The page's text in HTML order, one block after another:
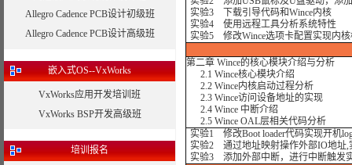
Allegro Cadence PCB设计初级班
Allegro Cadence PCB设计高级班
嵌入式OS--VxWorks
VxWorks应用开发培训班
VxWorks BSP开发高级班
培训报名
实验3 下载引导代码和Wince内核
实验4 使用远程工具分析系统特性
实验5 修改Wince选项卡配置实现内核
第二章 Wince的核心模块介绍与分析
2.1 Wince核心模块介绍
2.2 Wince内核启动过程分析
2.3 Wince访问设备地址的实现
2.4 Wince 中断介绍
2.5 Wince OAL层相关代码分析
实验1 修改Boot loader代码实现开机
实验2 通过地址映射操作外部IO地址,
实验3 添加外部中断，进行中断触发